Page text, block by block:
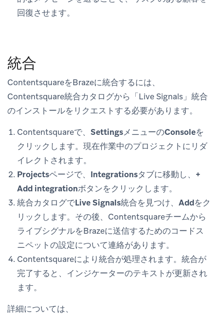
回復させます。
統合
ContentsquareをBrazeに統合するには、
Contentsquare統合カタログから「Live Signals」統合
のインストールをリクエストする必要があります。
Contentsquareで、 SettingsメニューのConsoleを
クリックします。現在作業中のプロジェクトにリダ
イレクトされます。
Projectsページで、 Integrationsタブに移動し、 +
Add integrationボタンをクリックします。
統合カタログでLive Signals統合を見つけ、 Addをク
リックします。その後、Contentsquareチームから
ライブシグナルをBrazeに送信するためのコードス
ニペットの設定について連絡があります。
Contentsquareにより統合が処理されます。統合が
完了すると、インジケーターのテキストが更新され
ます。
詳細については、